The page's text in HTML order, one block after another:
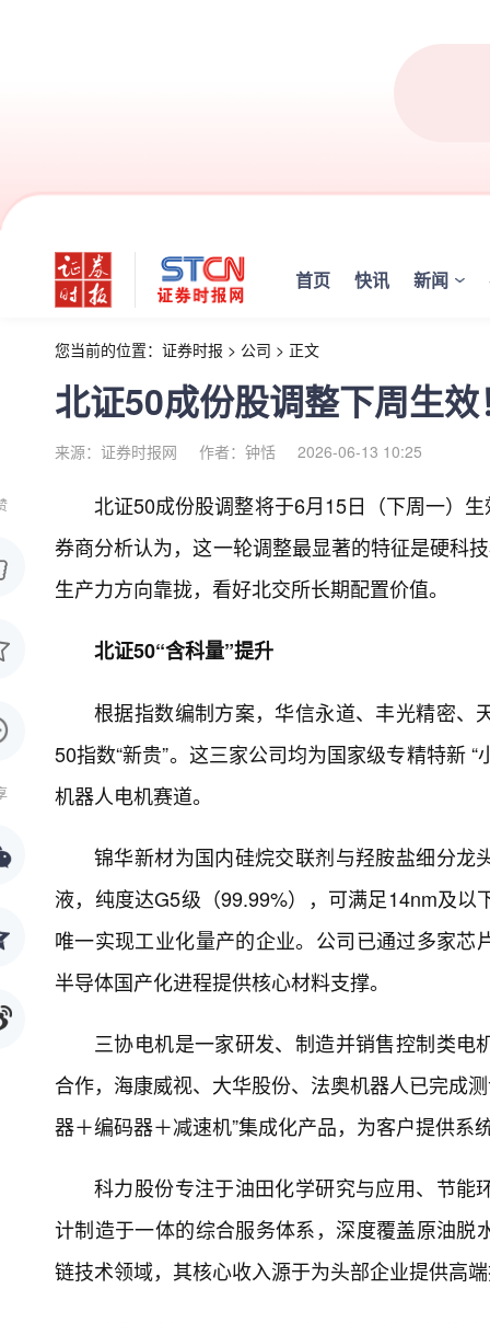
首页 快讯 新闻
您当前的位置： 证券时报 > 公司 > 正文
北证50成份股调整下周生
来源：证券时报网 作者：钟恬 2026-06-13 10:25
北证50成份股调整将于6月15日（下周一）
券商分析认为，这一轮调整最显著的特征是硬科
生产力方向靠拢，看好北交所长期配置价值。
北证50“含科量”提升
根据指数编制方案，华信永道、丰光精密
50指数“新贵”。这三家公司均为国家级专精特新
机器人电机赛道。
锦华新材为国内硅烷交联剂与羟胺盐细分
液，纯度达G5级（99.99%），可满足14nm及
唯一实现工业化量产的企业。公司已通过多家
半导体国产化进程提供核心材料支撑。
三协电机是一家研发、制造并销售控制类
合作，海康威视、大华股份、法奥机器人已完成
器＋编码器＋减速机”集成化产品，为客户提供系
科力股份专注于油田化学研究与应用、节
计制造于一体的综合服务体系，深度覆盖原油
链技术领域，其核心收入源于为头部企业提供高